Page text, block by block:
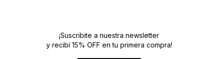
¡Suscribite a nuestra newsletter
y recibí 15% OFF en tu primera compra!